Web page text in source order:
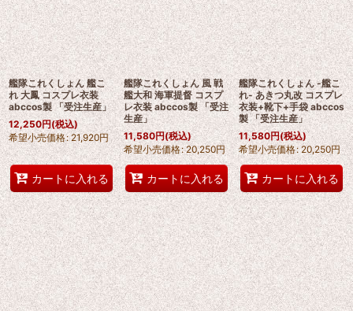
艦隊これくしょん 艦こ
れ 大鳳 コスプレ衣装
abccos製 「受注生産」
12,250円(税込)
希望小売価格: 21,920円
カートに入れる
艦隊これくしょん 風 戦
艦大和 海軍提督 コスプ
レ衣装 abccos製 「受注
生産」
11,580円(税込)
希望小売価格: 20,250円
カートに入れる
艦隊これくしょん -艦こ
れ- あきつ丸改 コスプレ
衣装+靴下+手袋 abccos
製 「受注生産」
11,580円(税込)
希望小売価格: 20,250円
カートに入れる